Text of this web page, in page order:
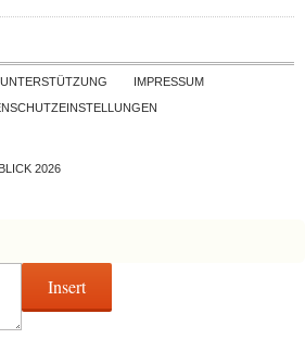
Skip to content
UNTERSTÜTZUNG
IMPRESSUM
2026
Insert